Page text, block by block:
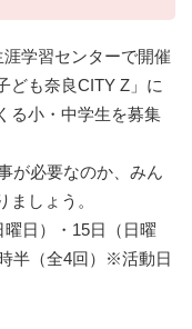
学習センターで開催
ども奈良CITY Z」に
る小・中学生を募集
が必要なのか、みん
しょう。
日）・15日（日曜
半（全4回）※活動日